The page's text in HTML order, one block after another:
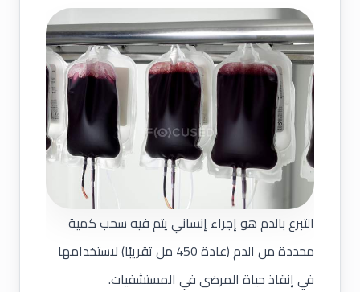
التبرع بالدم هو إجراء إنساني يتم فيه سحب كمية
محددة من الدم (عادة 450 مل تقريبًا) لاستخدامها
في إنقاذ حياة المرضى في المستشفيات.